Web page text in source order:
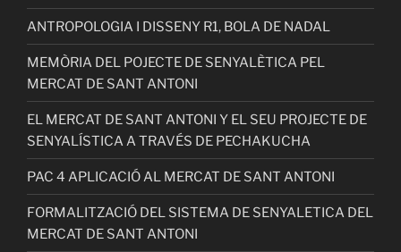
ANTROPOLOGIA I DISSENY R1, BOLA DE NADAL
MEMÒRIA DEL POJECTE DE SENYALÈTICA PEL
MERCAT DE SANT ANTONI
EL MERCAT DE SANT ANTONI Y EL SEU PROJECTE DE
SENYALÍSTICA A TRAVÉS DE PECHAKUCHA
PAC 4 APLICACIÓ AL MERCAT DE SANT ANTONI
FORMALITZACIÓ DEL SISTEMA DE SENYALETICA DEL
MERCAT DE SANT ANTONI